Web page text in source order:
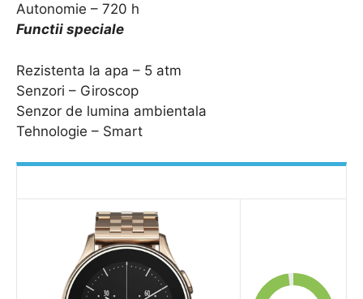
Autonomie – 720 h
Functii speciale
Rezistenta la apa – 5 atm
Senzori – Giroscop
Senzor de lumina ambientala
Tehnologie – Smart